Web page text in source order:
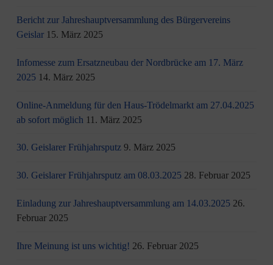
Bericht zur Jahreshauptversammlung des Bürgervereins
Geislar 15. März 2025
Infomesse zum Ersatzneubau der Nordbrücke am 17. März
2025 14. März 2025
Online-Anmeldung für den Haus-Trödelmarkt am 27.04.2025
ab sofort möglich 11. März 2025
30. Geislarer Frühjahrsputz 9. März 2025
30. Geislarer Frühjahrsputz am 08.03.2025 28. Februar 2025
Einladung zur Jahreshauptversammlung am 14.03.2025 26.
Februar 2025
Ihre Meinung ist uns wichtig! 26. Februar 2025